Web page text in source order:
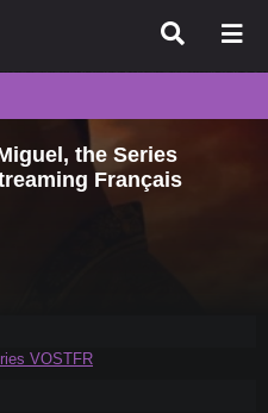
the Series
Français
VOSTFR